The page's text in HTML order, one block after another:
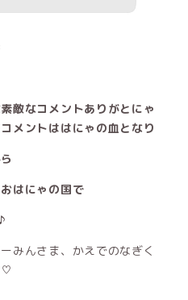
敵なコメントありがとにゃ
メントははにゃの血となり
はにゃの国で
みんさま、かえでのなぎく
♡